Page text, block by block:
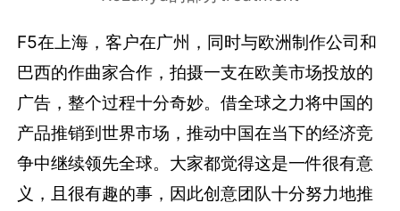
F5在上海，客户在广州，同时与欧洲制作公司和
巴西的作曲家合作，拍摄一支在欧美市场投放的
广告，整个过程十分奇妙。借全球之力将中国的
产品推销到世界市场，推动中国在当下的经济竞
争中继续领先全球。大家都觉得这是一件很有意
义，且很有趣的事，因此创意团队十分努力地推